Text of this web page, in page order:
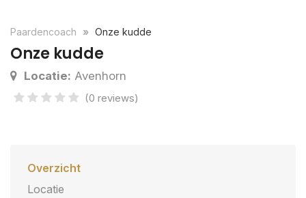
Paardencoach Onze kudde
Onze kudde
Locatie: Avenhorn
(0 reviews)
Overzicht
Locatie